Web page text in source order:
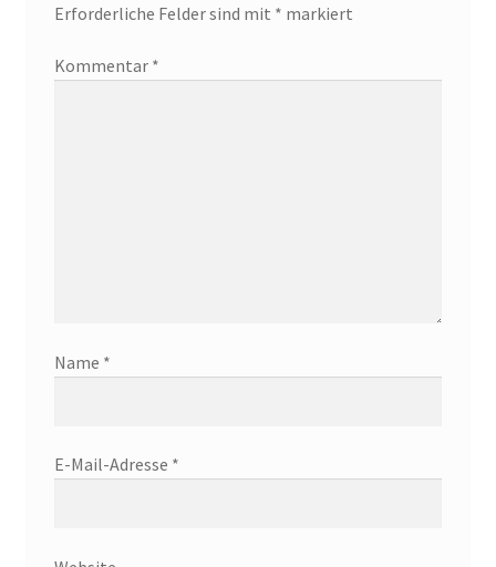
Erforderliche Felder sind mit * markiert
Kommentar *
Name *
E-Mail-Adresse *